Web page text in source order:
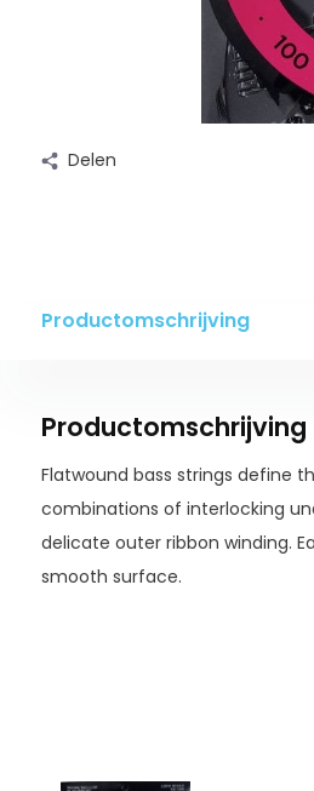
Delen
Productomschrijving
Productomschrijving
Flatwound bass strings define
combinations of interlocking
delicate outer ribbon winding.
smooth surface.